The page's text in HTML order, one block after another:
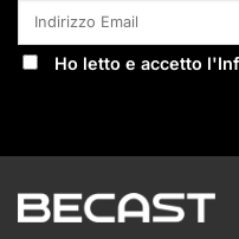
Ho letto e accetto l'